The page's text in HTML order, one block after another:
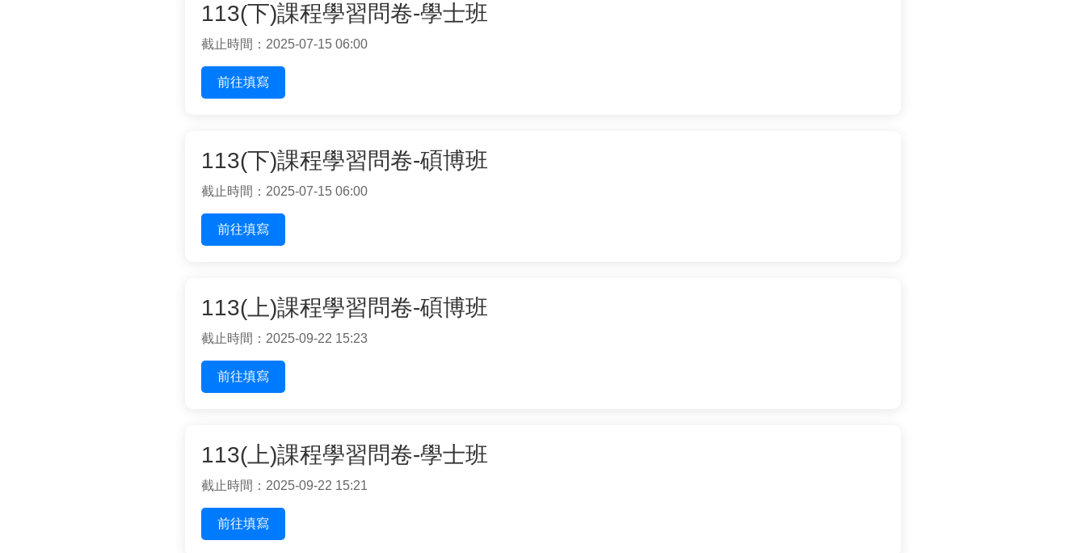
113(下)課程學習問卷-學士班
截止時間：2025-07-15 06:00
前往填寫
113(下)課程學習問卷-碩博班
截止時間：2025-07-15 06:00
前往填寫
113(上)課程學習問卷-碩博班
截止時間：2025-09-22 15:23
前往填寫
113(上)課程學習問卷-學士班
截止時間：2025-09-22 15:21
前往填寫